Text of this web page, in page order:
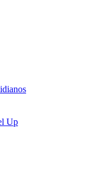
Up